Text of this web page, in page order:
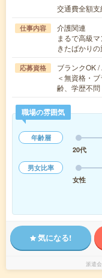
交通費全額支
仕事内容
介護関連
まるで高級
きたばかり
応募資格
ブランクOK
＜無資格・
齢、学歴不
職場の雰囲気
年齢層
20代
男女比率
女性
気になる!
派遣